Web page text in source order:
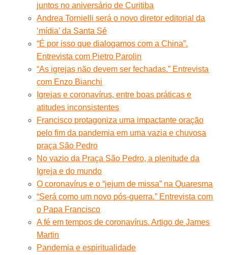
juntos no aniversário de Curitiba
Andrea Tornielli será o novo diretor editorial da
‘mídia’ da Santa Sé
“É por isso que dialogamos com a China”.
Entrevista com Pietro Parolin
“As igrejas não devem ser fechadas.” Entrevista
com Enzo Bianchi
Igrejas e coronavírus, entre boas práticas e
atitudes inconsistentes
Francisco protagoniza uma impactante oração
pelo fim da pandemia em uma vazia e chuvosa
praça São Pedro
No vazio da Praça São Pedro, a plenitude da
Igreja e do mundo
O coronavírus e o “jejum de missa” na Quaresma
“Será como um novo pós-guerra.” Entrevista com
o Papa Francisco
A fé em tempos de coronavírus. Artigo de James
Martin
Pandemia e espiritualidade